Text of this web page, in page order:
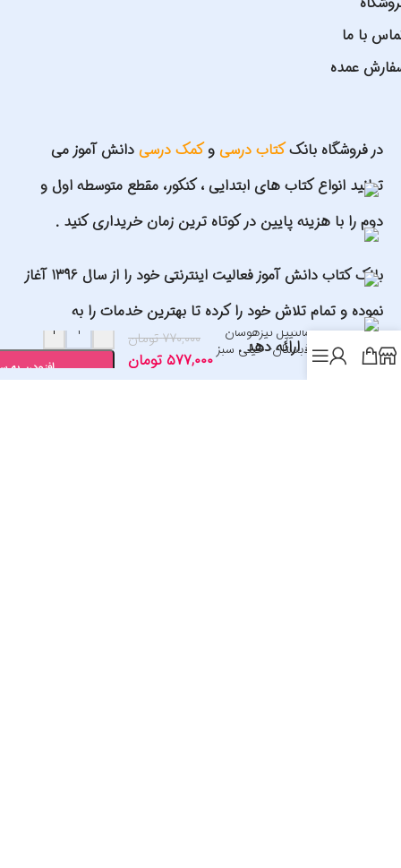
با ما
عمده
در فروشگاه بانککتاب درسی وکمک درسی دانش آموز می
توانید انواع کتاب های ابتدایی ، کنکور، مقطع متوسطه اول و
دوم را با هزینه پایین در کوتاه ترین زمان خریداری کنید .
بانک کتاب دانش آموز فعالیت اینترنتی خود را از سال 1396 آغاز
نموده و تمام تلاش خود را کرده تا بهترین خدمات را به
مشتریان خود ارائه دهد .
هوش مالتیپل تیزهوشان
چهارم دبستان- خیلی سبز
1405
۷۷۰,۰۰۰تومان
۵۷۷,۰۰۰ تومان
+
افزودن به